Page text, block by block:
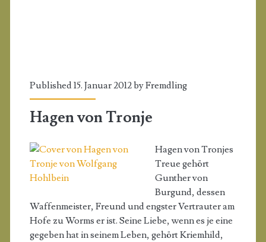
Published 15. Januar 2012 byFremdling
Hagen von Tronje
Hagen von Tronjes
Treue gehört
Gunther von
Burgund, dessen
Waffenmeister, Freund und engster Vertrauter am
Hofe zu Worms er ist. Seine Liebe, wenn es je eine
gegeben hat in seinem Leben, gehört Kriemhild,